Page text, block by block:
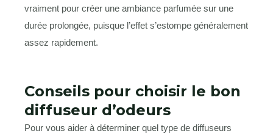
vraiment pour créer une ambiance parfumée sur une
durée prolongée, puisque l’effet s’estompe généralement
assez rapidement.
Conseils pour choisir le bon
diffuseur d’odeurs
Pour vous aider à déterminer quel type de diffuseurs